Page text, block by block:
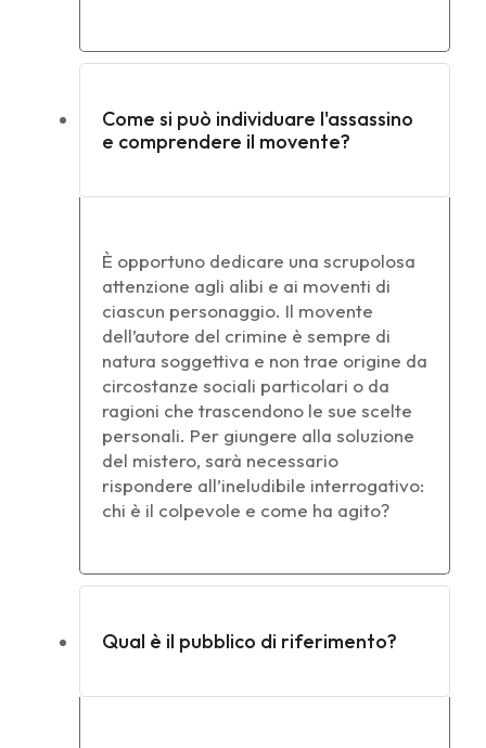
Come si può individuare l'assassino
e comprendere il movente?
È opportuno dedicare una scrupolosa
attenzione agli alibi e ai moventi di
ciascun personaggio. Il movente
dell’autore del crimine è sempre di
natura soggettiva e non trae origine da
circostanze sociali particolari o da
ragioni che trascendono le sue scelte
personali. Per giungere alla soluzione
del mistero, sarà necessario
rispondere all’ineludibile interrogativo:
chi è il colpevole e come ha agito?
Qual è il pubblico di riferimento?